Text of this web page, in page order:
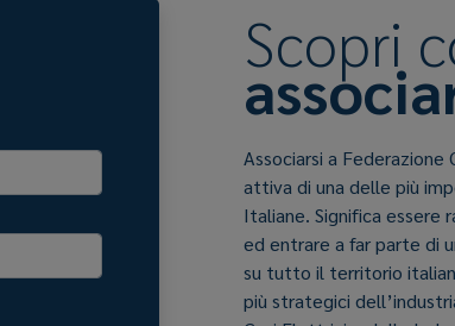
Scopri
Associarsi a
attiva di una delle più
Italiane. Significa essere
ed entrare a far parte di
su tutto il territorio
più strategici